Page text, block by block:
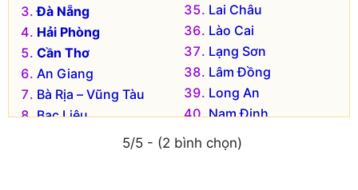
Đà Nẵng
Hải Phòng
Cần Thơ
An Giang
Bà Rịa – Vũng Tàu
Bạc Liêu
Lai Châu
Lào Cai
Lạng Sơn
Lâm Đồng
Long An
Nam Định
Nghệ An
Ninh Bình
5/5 - (2 bình chọn)